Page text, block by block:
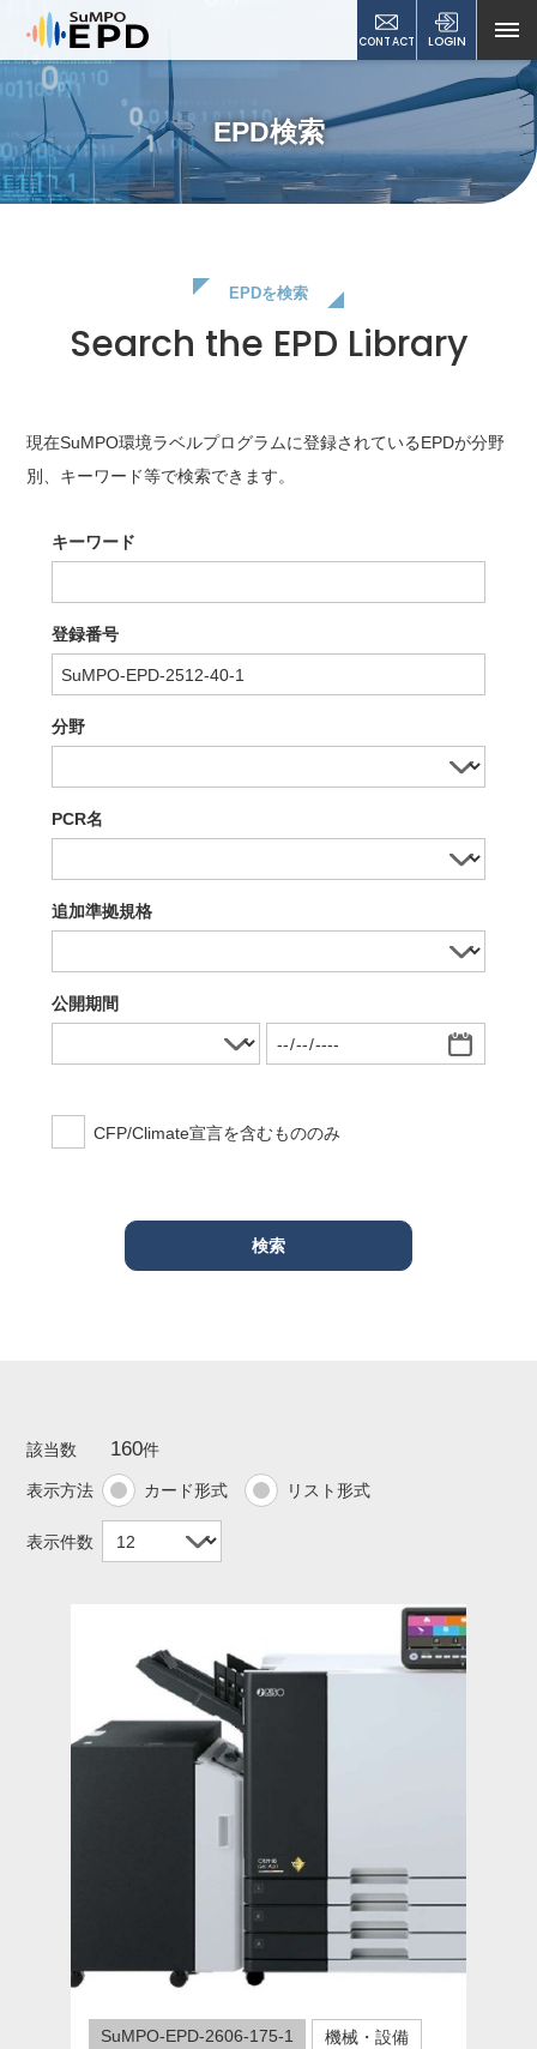
CONTACT LOGIN
EPD検索
EPDを検索
Search the EPD Library
現在SuMPO環境ラベルプログラムに登録されているEPDが分野
別、キーワード等で検索できます。
キーワード
登録番号
分野
PCR名
追加準拠規格
公開期間
CFP/Climate宣言を含むもののみ
該当数 160件
表示方法 カード形式 リスト形式
表示件数
SuMPO-EPD-2606-175-1 機械・設備